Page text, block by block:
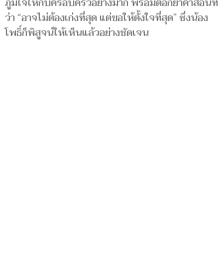
ว่า “อาจไม่ต้องเก่งที่สุด แต่ขอให้ตั้งใจที่สุด” ซึ่งน้อง
โพธิ์ก็พิสูจน์ให้เห็นแล้วอย่างชัดเจน